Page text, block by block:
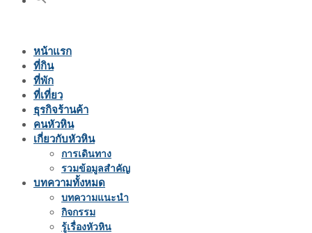
หน้าแรก
ที่กิน
ที่พัก
ที่เที่ยว
ธุรกิจร้านค้า
คนหัวหิน
เกี่ยวกับหัวหิน
การเดินทาง
รวมข้อมูลสำคัญ
บทความทั้งหมด
บทความแนะนำ
กิจกรรม
รู้เรื่องหัวหิน